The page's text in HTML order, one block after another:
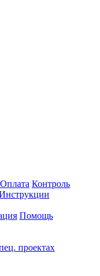
Оплата Контроль
Помощь
проектах